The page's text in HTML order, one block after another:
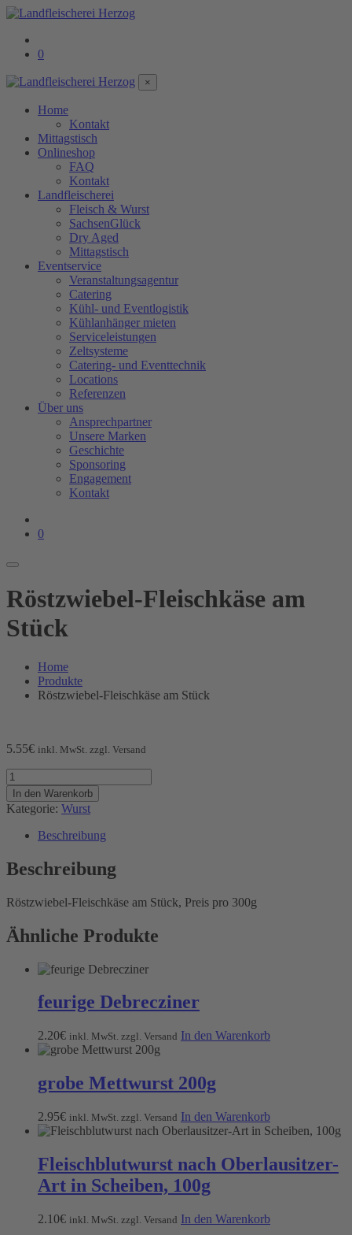
0
×
Home
Kontakt
Mittagstisch
Onlineshop
FAQ
Kontakt
Landfleischerei
Fleisch & Wurst
SachsenGlück
Dry Aged
Mittagstisch
Eventservice
Veranstaltungsagentur
Catering
Kühl- und Eventlogistik
Kühlanhänger mieten
Serviceleistungen
Zeltsysteme
Catering- und Eventtechnik
Locations
Referenzen
Über uns
Ansprechpartner
Unsere Marken
Geschichte
Sponsoring
Engagement
Kontakt
0
Röstzwiebel-Fleischkäse am
Stück
Home
Produkte
Röstzwiebel-Fleischkäse am Stück
5.55€ inkl. MwSt. zzgl. Versand
Röstzwiebel-
Fleischkäse
am
Stück
Menge
In den Warenkorb
Kategorie: Wurst
Beschreibung
Beschreibung
Röstzwiebel-Fleischkäse am Stück, Preis pro 300g
Ähnliche Produkte
feurige Debrecziner
2.20€ inkl. MwSt. zzgl. Versand In den Warenkorb
grobe Mettwurst 200g
2.95€ inkl. MwSt. zzgl. Versand In den Warenkorb
Fleischblutwurst nach Oberlausitzer-
Art in Scheiben, 100g
2.10€ inkl. MwSt. zzgl. Versand In den Warenkorb